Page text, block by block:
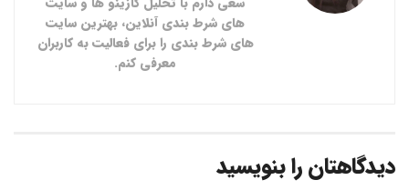
های شرط بندی آنلاین، بهترین سایت
های شرط بندی را برای فعالیت به کاربران
معرفی کنم.
دیدگاهتان را بنویسید